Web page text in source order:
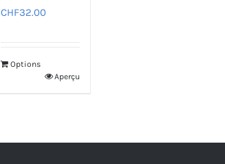
CHF32.00
Options
Aperçu